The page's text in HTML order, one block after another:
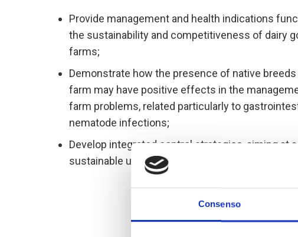
Consenso
Provide management and health indications
the sustainability and competitiveness of dairy
farms;
Demonstrate how the presence of native breeds
farm may have positive effects in the
farm problems, related particularly to
nematode infections;
Develop integrated control strategies, aiming at a
sustainable use of anthelmintic drugs.